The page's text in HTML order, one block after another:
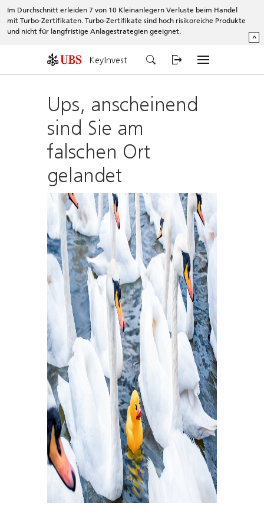
Im Durchschnitt erleiden 7 von 10 Kleinanlegern Verluste beim Handel
mit Turbo-Zertifikaten. Turbo-Zertifikate sind hoch risikoreiche Produkte
und nicht für langfristige Anlagestrategien geeignet.
^
KeyInvest
Ups, anscheinend
sind Sie am
falschen Ort
gelandet